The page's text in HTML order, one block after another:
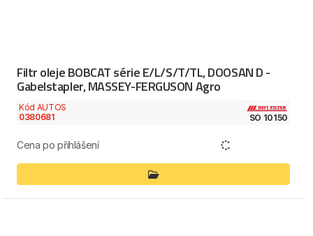
Filtr oleje BOBCAT série E/L/S/T/TL, DOOSAN D -
Gabelstapler, MASSEY-FERGUSON Agro
Kód AUTOS
0380681
SO 10150
Cena po přihlášení